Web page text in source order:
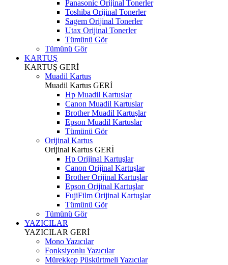
Panasonic Orijinal Tonerler
Toshiba Orijinal Tonerler
Sagem Orijinal Tonerler
Utax Orijinal Tonerler
Tümünü Gör
Tümünü Gör
KARTUŞ
KARTUŞ GERİ
Muadil Kartus
Muadil Kartus GERİ
Hp Muadil Kartuslar
Canon Muadil Kartuslar
Brother Muadil Kartuşlar
Epson Muadil Kartuslar
Tümünü Gör
Orijinal Kartus
Orijinal Kartus GERİ
Hp Orijinal Kartuşlar
Canon Orijinal Kartuşlar
Brother Orijinal Kartuşlar
Epson Orijinal Kartuşlar
FujiFilm Orijinal Kartuşlar
Tümünü Gör
Tümünü Gör
YAZICILAR
YAZICILAR GERİ
Mono Yazıcılar
Fonksiyonlu Yazıcılar
Mürekkep Püskürtmeli Yazıcılar